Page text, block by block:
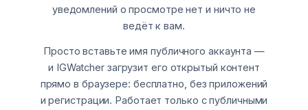
уведомлений о просмотре нет и ничто не
ведёт к вам.
Просто вставьте имя публичного аккаунта —
и IGWatcher загрузит его открытый контент
прямо в браузере: бесплатно, без приложений
и регистрации. Работает только с публичными